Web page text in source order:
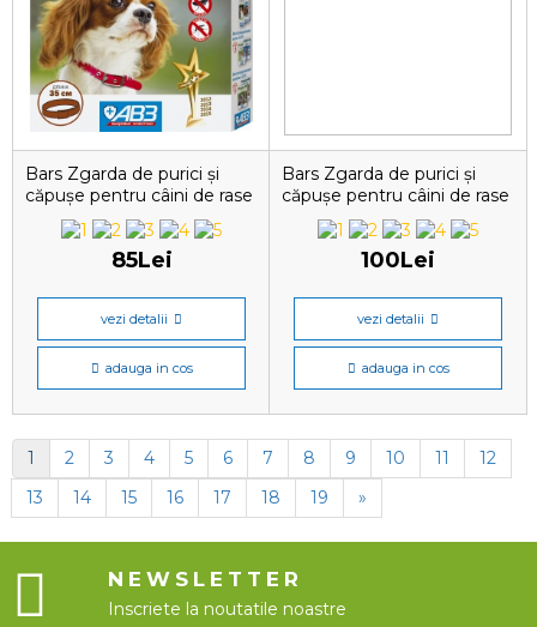
Bars Zgarda de purici și
căpușe pentru câini de rase
mici, 1 pipetă
85Lei
vezi detalii
adauga in cos
Bars Zgarda de purici și
căpușe pentru câini de rase
mijlocii, 1 pipetă
100Lei
vezi detalii
adauga in cos
1 2 3 4 5 6 7 8 9 10 11
12
13
14 15 16 17 18 19 »
NEWSLETTER
Inscriete la noutatile noastre